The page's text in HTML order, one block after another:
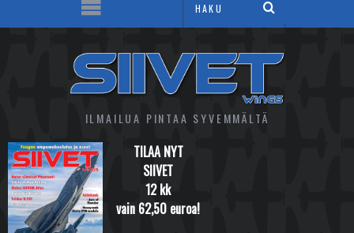
ILMAILUA PINTAA SYVEMMÄLTÄ
TILAA NYT
SIIVET
12 kk
vain 62,50 euroa!